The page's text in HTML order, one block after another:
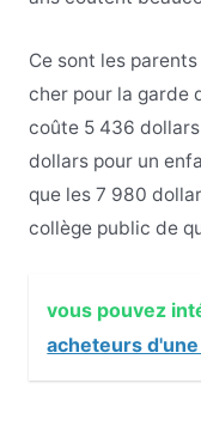
Ce sont les
cher pour la garde
coûte 5 436
dollars pour un
que les 7 980
collège public de
vous pouvez
acheteurs